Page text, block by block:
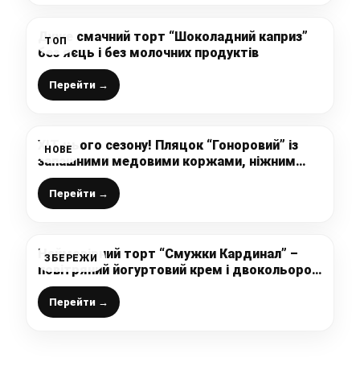
ТОП
Дуже смачний торт “Шоколадний каприз”
без яєць і без молочних продуктів
Перейти →
НОВЕ
ХІТ цього сезону! Пляцок “Гоноровий” із
запашними медовими коржами, ніжним
сирником та вишнями – це справжня
насолода! Пекла за перевіреним рецептом!
Перейти →
ЗБЕРЕЖИ
Неймовірний торт “Смужки Кардинал” –
повітряний йогуртовий крем і двокольорові
ніжні коржі, які ідеально доповнюються
цікавим ягідним смаком
Перейти →